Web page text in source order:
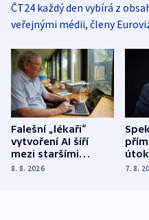
ČT24 každý den vybírá z
veřejnými médii, členy
Falešní „lékaři“
vytvoření AI šíří
mezi staršími
Poláky nebezpečné
8. 8. 2026
míní
7. 8.